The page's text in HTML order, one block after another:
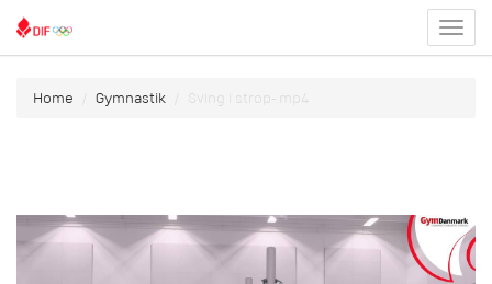
menu
Home Gymnastik Sving i strop-.mp4